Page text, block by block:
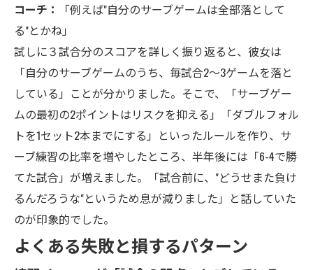
コーチ：
「例えば"自分のサーブゲームは全部落として
る"とかね」
試しに３試合分のスコアを詳しく振り返ると、彼女は
「自分のサーブゲームのうち、毎試合2〜3ゲームを落と
している」ことが分かりました。そこで、「サーブゲー
ムの最初の2ポイントはリスクを抑える」「ダブルフォル
トを1セット2本までにする」といったルールを作り、サ
ーブ練習の比率を増やしたところ、半年後には「6-4で勝
てた試合」が増えました。「試合前に、"どうせまた負け
るんだろうな"というため息が減りました」と話していた
のが印象的でした。
よくある失敗と損するパターン